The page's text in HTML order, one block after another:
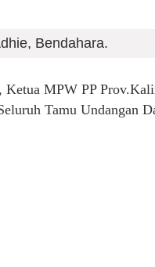
Bendahara.
MPW PP
Tamu Undangan